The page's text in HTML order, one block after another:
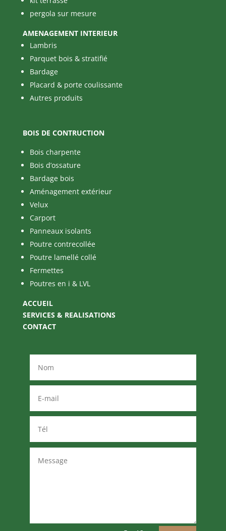
pergola sur mesure
AMENAGEMENT INTERIEUR
Lambris
Parquet bois & stratifié
Bardage
Placard & porte coulissante
Autres produits
BOIS DE CONTRUCTION
Bois charpente
Bois d’ossature
Bardage bois
Aménagement extérieur
Velux
Carport
Panneaux isolants
Poutre contrecollée
Poutre lamellé collé
Fermettes
Poutres en i & LVL
ACCUEIL
SERVICES & REALISATIONS
CONTACT